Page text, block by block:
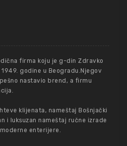
firma koju je g-din Zdravko
godine u Beogradu.Njegov
nastavio brend, a firmu
klijenata, nameštaj Bošnjački
i luksuzan nameštaj ručne izrade
enterijere.